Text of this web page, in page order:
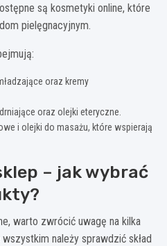
są kosmetyki online, które
pielęgnacyjnym.
oraz kremy
oraz olejki eteryczne.
i olejki do masażu, które wspierają
– jak wybrać
warto zwrócić uwagę na kilka
należy sprawdzić skład